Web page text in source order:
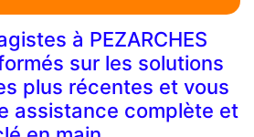
à PEZARCHES
sur les solutions
plus récentes et vous
assistance complète et